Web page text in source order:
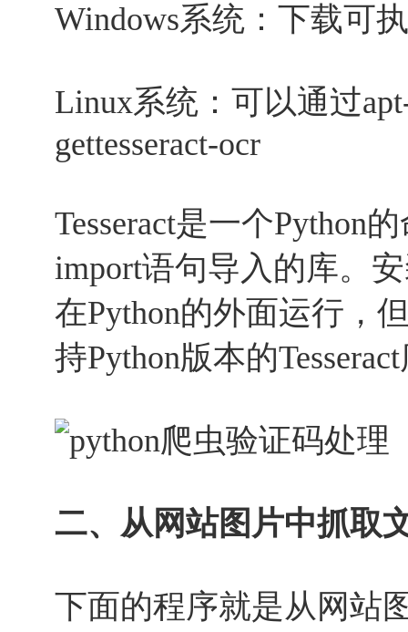
Windows系统：下载可
Linux系统：可以通过
gettesseract-ocr
Tesseract是一个Python
import语句导入的库。
在Python的外面运行，
持Python版本的
二、从网站图片中抓取
下面的程序就是从网站